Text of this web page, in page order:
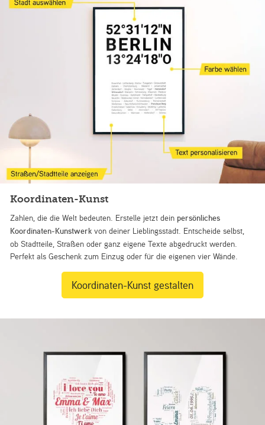
Koordinaten-Kunst
Zahlen, die die Welt bedeuten. Erstelle jetzt dein persönliches
Koordinaten-Kunstwerk von deiner Lieblingsstadt. Entscheide selbst,
ob Stadtteile, Straßen oder ganz eigene Texte abgedruckt werden.
Perfekt als Geschenk zum Einzug oder für die eigenen vier Wände.
Koordinaten-Kunst gestalten